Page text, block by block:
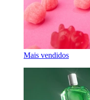
Mais vendidos